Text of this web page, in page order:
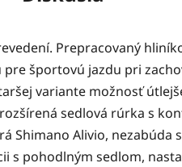
Prepracovaný
športovú jazdu pri
variante možnosť
sedlová rúrka s
Shimano Alivio, nezabúda
s pohodlným sedlom,